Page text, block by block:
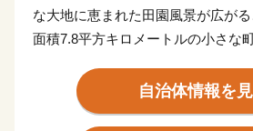
な大地に恵まれた田園風景が広がる
面積7.8平方キロメートルの小さな
くから稲作が主産業でした。また
多の傑出した先人を世に送り出し
自治体情報を